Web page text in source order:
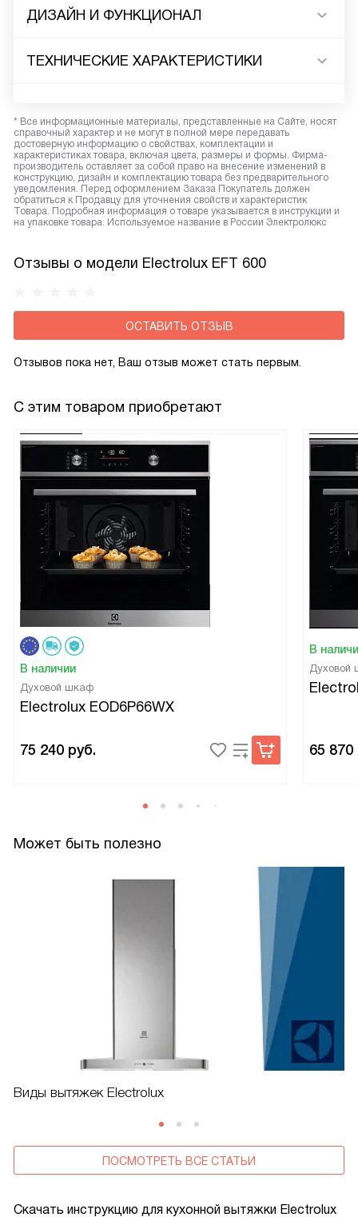
Скачать инструкцию для кухонной вытяжки Electrolux
ДИЗАЙН И ФУНКЦИОНАЛ
ТЕХНИЧЕСКИЕ ХАРАКТЕРИСТИКИ
* Все информационные материалы, представленные на Сайте, носят
справочный характер и не могут в полной мере передавать
достоверную информацию о свойствах, комплектации и
характеристиках товара, включая цвета, размеры и формы. Фирма-
производитель оставляет за собой право на внесение изменений в
конструкцию, дизайн и комплектацию товара без предварительного
уведомления. Перед оформлением Заказа Покупатель должен
обратиться к Продавцу для уточнения свойств и характеристик
Товара. Подробная информация о товаре указывается в инструкции и
на упаковке товара. Используемое название в России Электролюкс
Отзывы о модели Electrolux EFT 600
ОСТАВИТЬ ОТЗЫВ
Отзывов пока нет, Ваш отзыв может стать первым.
С этим товаром приобретают
В наличии
Духовой шкаф
Electrolux EOD6P66WX
75 240 руб.
В
Духовой
65 870
Может быть полезно
Виды вытяжек Electrolux
ПОСМОТРЕТЬ ВСЕ СТАТЬИ